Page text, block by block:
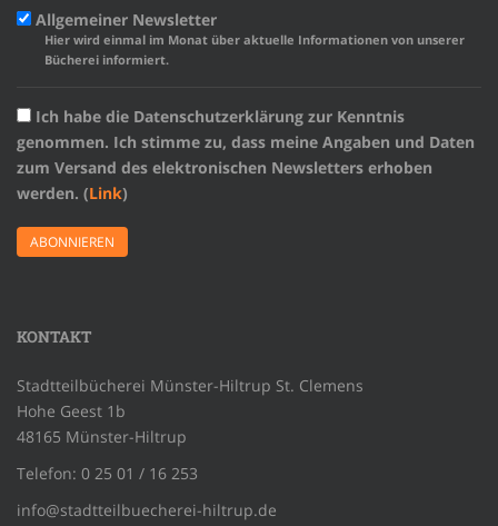
Allgemeiner Newsletter
Hier wird einmal im Monat über aktuelle Informationen von unserer
Bücherei informiert.
Ich habe die Datenschutzerklärung zur Kenntnis
genommen. Ich stimme zu, dass meine Angaben und Daten
zum Versand des elektronischen Newsletters erhoben
werden. (Link)
KONTAKT
Stadtteilbücherei Münster-Hiltrup St. Clemens
Hohe Geest 1b
48165 Münster-Hiltrup
Telefon: 0 25 01 / 16 253
info@stadtteilbuecherei-hiltrup.de